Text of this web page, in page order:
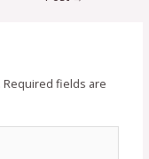
Required fields are